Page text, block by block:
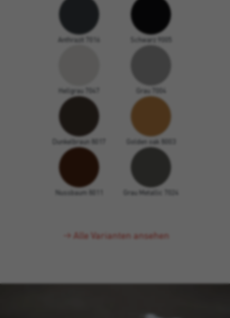
Anthrazit 7016 Schwarz 9005
Hellgrau 7047 Grau 7004
Dunkelbraun 8017 Golden oak 8003
Nussbaum 8011 Grau Metallic 7024
Alle Varianten ansehen